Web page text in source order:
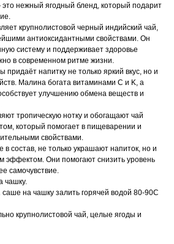
нежный ягодный бленд, который подарит
крупнолистовой черный индийский чай,
антиоксидантными свойствами. Он
систему и поддерживает здоровье
в современном ритме жизни.
придаёт напитку не только яркий вкус, но и
Малина богата витаминами C и K, а
улучшению обмена веществ и
тропическую нотку и обогащают чай
который помогает в пищеварении и
свойствами.
состав, не только украшают напиток, но и
эффектом. Они помогают снизить уровень
самочувствие.
чашку.
на чашку залить горячей водой 80-90С
крупнолистовой чай, целые ягоды и